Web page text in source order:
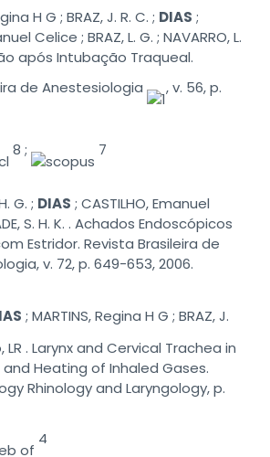
H G ; BRAZ, J. R. C. ; DIAS ;
Celice ; BRAZ, L. G. ; NAVARRO, L.
após Intubação Traqueal.
de Anestesiologia
, v. 56, p.
8 ; 7
G. ; DIAS ; CASTILHO, Emanuel
S. H. K. . Achados Endoscópicos
Estridor. Revista Brasileira de
v. 72, p. 649-653, 2006.
; MARTINS, Regina H G ; BRAZ, J.
LR . Larynx and Cervical Trachea in
Heating of Inhaled Gases.
Rhinology and Laryngology, p.
4